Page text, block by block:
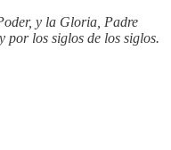
y la Gloria, Padre
por los siglos de los siglos.